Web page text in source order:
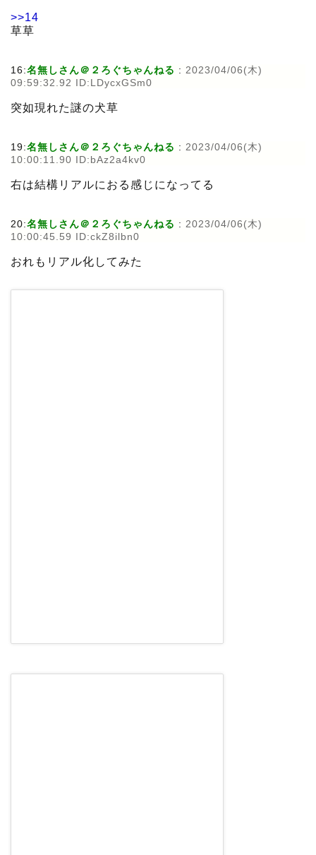
>>14
草草
16:名無しさん＠２ろぐちゃんねる : 2023/04/06(木)
09:59:32.92 ID:LDycxGSm0
突如現れた謎の犬草
19:名無しさん＠２ろぐちゃんねる : 2023/04/06(木)
10:00:11.90 ID:bAz2a4kv0
右は結構リアルにおる感じになってる
20:名無しさん＠２ろぐちゃんねる : 2023/04/06(木)
10:00:45.59 ID:ckZ8ilbn0
おれもリアル化してみた